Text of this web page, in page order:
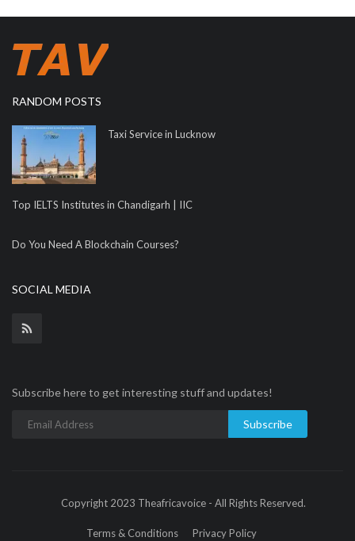
RANDOM POSTS
Taxi Service in Lucknow
Top IELTS Institutes in Chandigarh | IIC
Do You Need A Blockchain Courses?
SOCIAL MEDIA
Subscribe here to get interesting stuff and updates!
Subscribe
Copyright 2023 Theafricavoice - All Rights Reserved.
Terms & Conditions Privacy Policy